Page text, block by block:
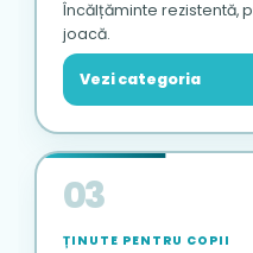
Încălțăminte rezistentă,
joacă.
Vezi categoria
03
ȚINUTE PENTRU COPII